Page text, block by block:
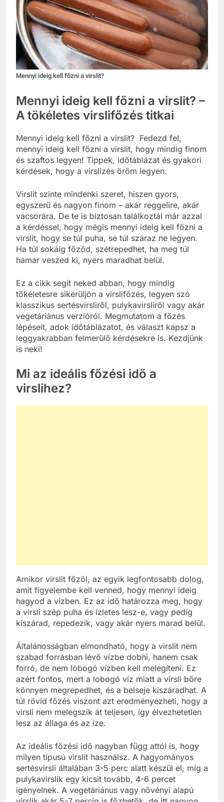
Mennyi ideig kell főzni a virslit?
Mennyi ideig kell főzni a virslit? –
A tökéletes virslifőzés titkai
Mennyi ideig kell főzni a virslit? Fedezd fel,
mennyi ideig kell főzni a virslit, hogy mindig finom
és szaftos legyen! Tippek, időtáblázat és gyakori
kérdések, hogy a virslizés öröm legyen.
Virslit szinte mindenki szeret, hiszen gyors,
egyszerű és nagyon finom – akár reggelire, akár
vacsorára. De te is biztosan találkoztál már azzal
a kérdéssel, hogy mégis mennyi ideig kell főzni a
virslit, hogy se túl puha, se túl száraz ne legyen.
Ha túl sokáig főzöd, szétrepedhet, ha meg túl
hamar veszed ki, nyers maradhat belül.
Ez a cikk segít neked abban, hogy mindig
tökéletesre sikerüljön a virslifőzés, legyen szó
klasszikus sertésvirsliről, pulykavirsli­ről vagy akár
vegetáriánus verzióról. Megmutatom a főzés
lépéseit, adok időtáblázatot, és választ kapsz a
leggyakrabban felmerülő kérdésekre is. Kezdjünk
is neki!
Mi az ideális főzési idő a
virslihez?
Amikor virslit főzöl, az egyik legfontosabb dolog,
amit figyelembe kell venned, hogy mennyi ideig
hagyod a vízben. Ez az idő határozza meg, hogy
a virsli szép puha és ízletes lesz-e, vagy pedig
kiszárad, repedezik, vagy akár nyers marad belül.
Általánosságban elmondható, hogy a virslit nem
szabad forrásban lévő vízbe dobni, hanem csak
forró, de nem lobogó vízben kell melegíteni. Ez
azért fontos, mert a lobogó víz miatt a virsli bőre
könnyen megrepedhet, és a belseje kiszáradhat. A
túl rövid főzés viszont azt eredményezheti, hogy a
virsli nem melegszik át teljesen, így élvezhetetlen
lesz az állaga és az íze.
Az ideális főzési idő nagyban függ attól is, hogy
milyen típusú virslit használsz. A hagyományos
sertésvirsli általában 3-5 perc alatt készül el, míg a
pulykavirslik egy kicsit tovább, 4-6 percet
igényelnek. A vegetáriánus vagy növényi alapú